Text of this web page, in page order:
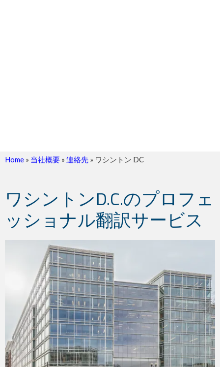
Home » 当社概要 » 連絡先 » ワシントン DC
ワシントンD.C.のプロフェ
ッショナル翻訳サービス